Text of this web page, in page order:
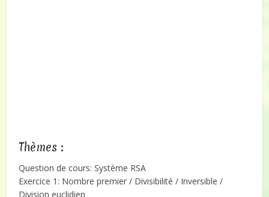
Thèmes :
Question de cours: Système RSA
Exercice 1: Nombre premier / Divisibilité / Inversible /
Division euclidien